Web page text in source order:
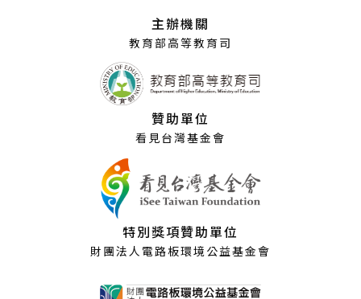
主辦機關
教育部高等教育司
贊助單位
看見台灣基金會
特別獎項贊助單位
財團法人電路板環境公益基金會